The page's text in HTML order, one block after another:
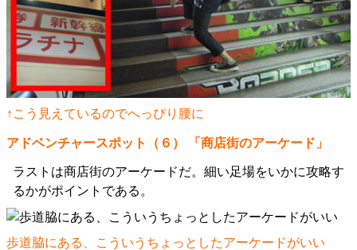
↑こう見えているのでへっぴり腰に
アドベンチャースポット（６） 「商店街のアーケード」
ラストは商店街のアーケードだ。細い足場をいかに攻略す
るかがポイントである。
歩道脇にある、こういうちょっとしたアーケードがいい